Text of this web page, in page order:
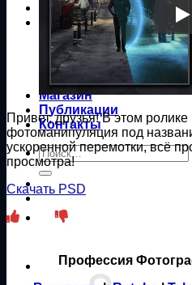
Главная
Уроки
Уроки Photoshop
Уроки Capture One
Уроки Lightroom
Экшены Photoshop
Магазин
Публикации
Контакты
Искать:
Привет, друзья! В этом
фотоманипуляция под
ускоренной перемотки, всё
просмотра!
Скачать PSD
Профессия